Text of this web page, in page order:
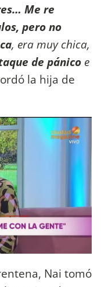
Me re
pero no
, era muy chica,
de pánico e
la hija de
Nai tomó